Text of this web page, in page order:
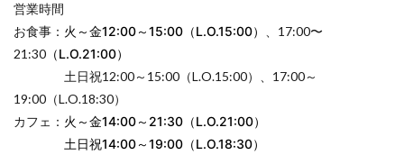
営業時間
お食事： 火～金12:00～15:00（L.O.15:00）
、17:00〜
21:30 （L.O.21:00）
土日祝12:00～15:00（L.O.15:00）、17:00～
19:00（L.O.18:30）
カフェ： 火～金14:00～21:30（L.O.21:00）
土日祝14:00～19:00（L.O.18:30）